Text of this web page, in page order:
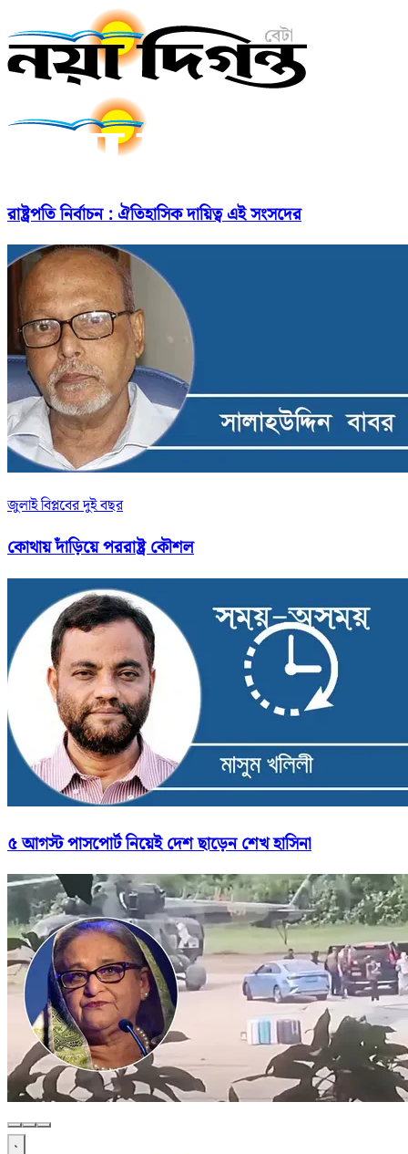
রাষ্ট্রপতি নির্বাচন : ঐতিহাসিক দায়িত্ব এই সংসদের
জুলাই বিপ্লবের দুই বছর
কোথায় দাঁড়িয়ে পররাষ্ট্র কৌশল
৫ আগস্ট পাসপোর্ট নিয়েই দেশ ছাড়েন শেখ হাসিনা